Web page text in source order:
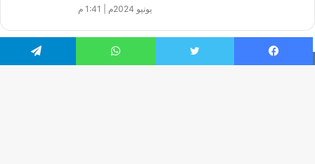
يونيو 2024م | 1:41 م
فيسبوك تويتر واتساب تيلقرام